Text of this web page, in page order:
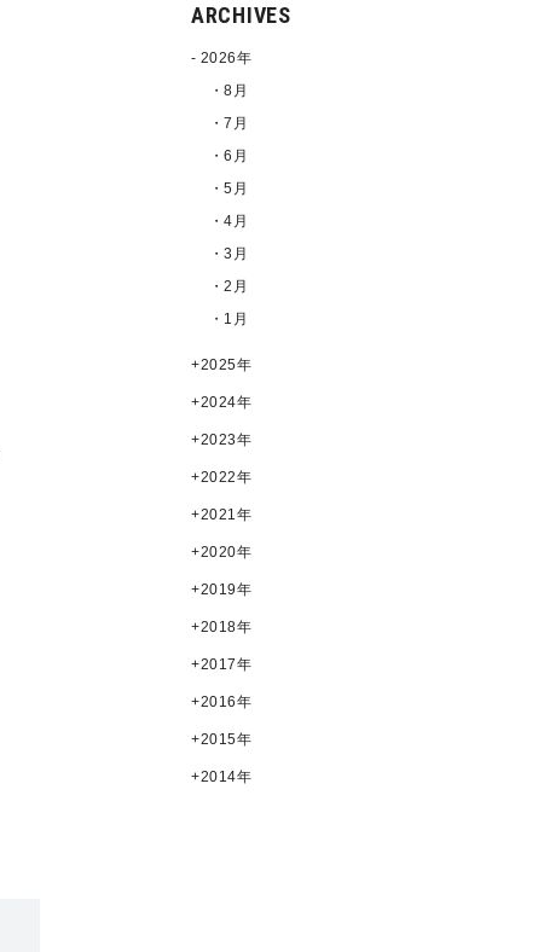
ARCHIVES
2026年
・8月
・7月
・6月
・5月
・4月
・3月
・2月
・1月
2025年
2024年
2023年
2022年
2021年
2020年
2019年
2018年
2017年
2016年
2015年
2014年